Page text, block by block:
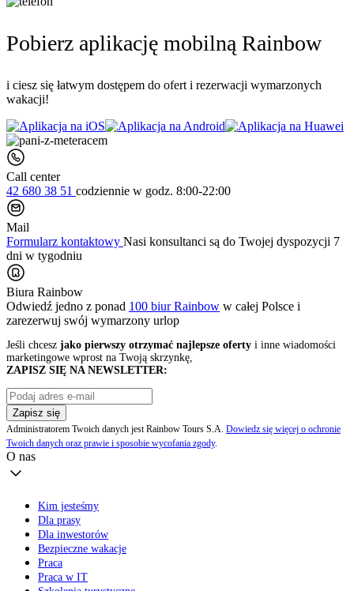
Pobierz aplikację mobilną Rainbow
i ciesz się łatwym dostępem do ofert i rezerwacji wymarzonych
wakacji!
Call center
42 680 38 51 codziennie w godz. 8:00-22:00
Mail
Formularz kontaktowy Nasi konsultanci są do Twojej dyspozycji 7
dni w tygodniu
Biura Rainbow
Odwiedź jedno z ponad 100 biur Rainbow w całej Polsce i
zarezerwuj swój wymarzony urlop
Jeśli chcesz jako pierwszy otrzymać najlepsze oferty i inne wiadomości
marketingowe wprost na Twoją skrzynkę,
ZAPISZ SIĘ NA NEWSLETTER:
Zapisz się
Administratorem Twoich danych jest Rainbow Tours S.A. Dowiedz się więcej o ochronie
Twoich danych oraz prawie i sposobie wycofania zgody.
O nas
Kim jesteśmy
Dla prasy
Dla inwestorów
Bezpieczne wakacje
Praca
Praca w IT